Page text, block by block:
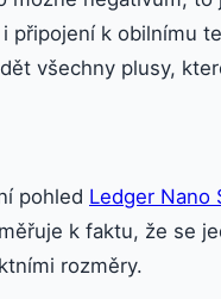
připojení k obilnímu
všechny plusy,
pohled Ledger Nano
k faktu, že se
rozměry.